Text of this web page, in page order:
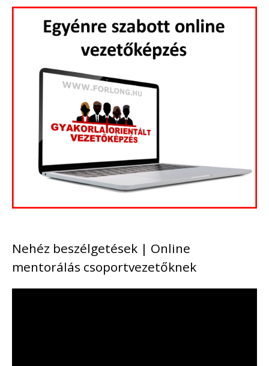
Nehéz beszélgetések | Online
mentorálás csoportvezetőknek